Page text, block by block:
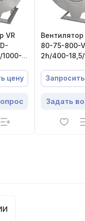
VR
цену
Вентилятор
80-75-800-
2h/400-
Задать